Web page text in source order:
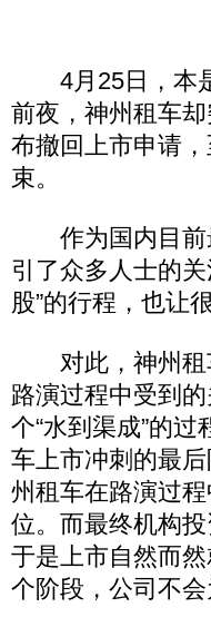
4月25日，本是
前夜，神州租车
布撤回上市申请
束。
作为国内目前
引了众多人士的
股”的行程，也让
对此，神州租
路演过程中受到
个“水到渠成”的
车上市冲刺的最
州租车在路演过
位。而最终机构
于是上市自然而
个阶段，公司不会